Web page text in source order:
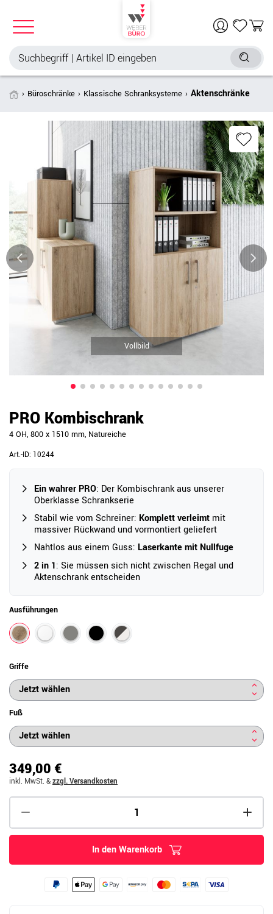
Büroschränke Klassische Schranksysteme Aktenschränke
Vollbild
PRO Kombischrank
4 OH, 800 x 1510 mm, Natureiche
Art.-ID: 10244
Ein wahrer PRO: Der Kombischrank aus unserer
Oberklasse Schrankserie
Stabil wie vom Schreiner: Komplett verleimt mit
massiver Rückwand und vormontiert geliefert
Nahtlos aus einem Guss: Laserkante mit Nullfuge
2 in 1: Sie müssen sich nicht zwischen Regal und
Aktenschrank entscheiden
Ausführungen
Griffe
Fuß
349,00 €
inkl. MwSt. &zzgl. Versandkosten
In den Warenkorb